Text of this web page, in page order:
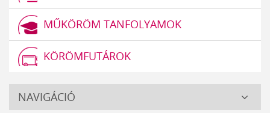
MŰKÖRÖM TANFOLYAMOK
KÖRÖMFUTÁROK
Crystal
NAVIGÁCIÓ